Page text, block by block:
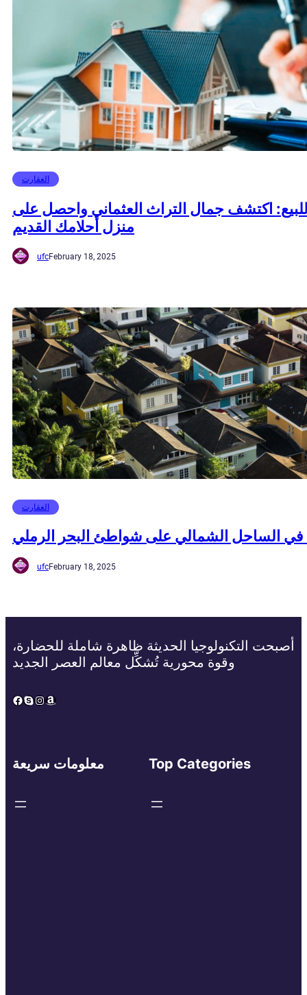
العقارت
اكتشف جمال التراث العثماني واحصل على
منزل أحلامك القديم
ufcFebruary 18, 2025
العقارت
في الساحل الشمالي على شواطئ البحر الرملي
ufcFebruary 18, 2025
أصبحت التكنولوجيا الحديثة ظاهرة شاملة للحضارة،
وقوة محورية تُشكِّل معالم العصر الجديد
Facebook
Skype
Instagram
Amazon
معلومات سريعة Top Categories